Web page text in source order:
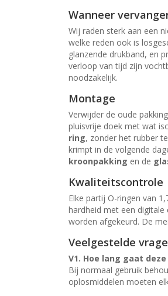
Wanneer
Wij raden sterk aan een
welke reden ook is
glanzende drukband, en
verloop van tijd zijn
noodzakelijk.
Montage
Verwijder de oude
pluisvrije doek met wat
ring, zonder het rubber
krimpt in de volgende
kroonpakking en de
Kwaliteitscontrole
Elke partij O-ringen van
hardheid met een digitale
worden afgekeurd. De
Veelgestelde
V1. Hoe lang gaat
Bij normaal gebruik
oplosmiddelen moeten